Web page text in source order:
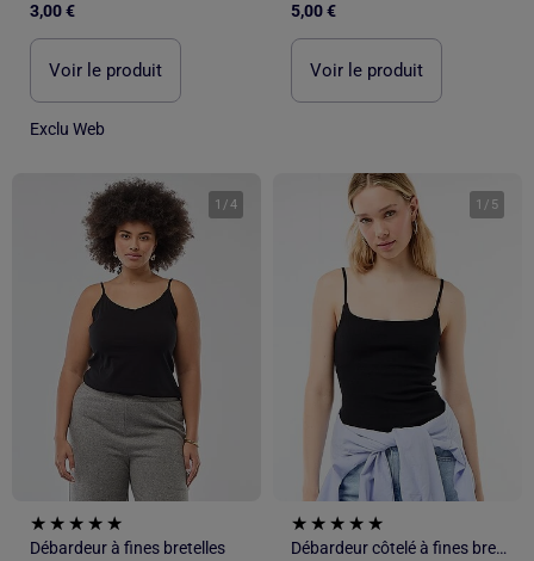
3,00 €
Voir le produit
Exclu Web
5,00 €
Voir le produit
1 /4
Débardeur à fines bretelles
1 / 5
Débardeur côtelé à fines bretelles